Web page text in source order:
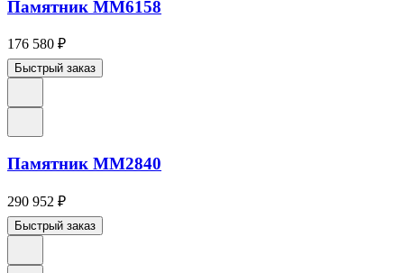
Памятник ММ6158
176 580 ₽
Быстрый заказ
Памятник ММ2840
290 952 ₽
Быстрый заказ